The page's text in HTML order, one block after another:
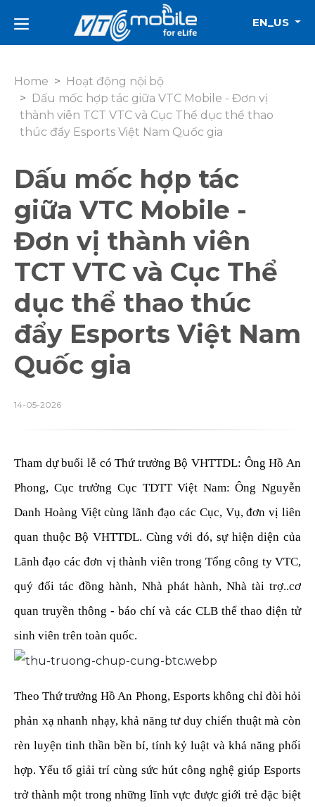
EN_US
Home
Hoạt động nội bộ
Dấu mốc hợp tác giữa VTC Mobile - Đơn vị
thành viên TCT VTC và Cục Thể dục thể thao
thúc đẩy Esports Việt Nam Quốc gia
Dấu mốc hợp tác
giữa VTC Mobile -
Đơn vị thành viên
TCT VTC và Cục Thể
dục thể thao thúc
đẩy Esports Việt Nam
Quốc gia
14-05-2026
Tham dự buổi lễ có Thứ trưởng Bộ VHTTDL: Ông Hồ An
Phong, Cục trưởng Cục TDTT Việt Nam: Ông Nguyễn
Danh Hoàng Việt cùng lãnh đạo các Cục, Vụ, đơn vị liên
quan thuộc Bộ VHTTDL. Cùng với đó, sự hiện diện của
Lãnh đạo các đơn vị thành viên trong Tổng công ty VTC,
quý đối tác đồng hành, Nhà phát hành, Nhà tài trợ..cơ
quan truyền thông - báo chí và các CLB thể thao điện tử
sinh viên trên toàn quốc.
Theo Thứ trưởng Hồ An Phong, Esports không chỉ đòi hỏi
phản xạ nhanh nhạy, khả năng tư duy chiến thuật mà còn
rèn luyện tinh thần bền bỉ, tính kỷ luật và khả năng phối
hợp. Yếu tố giải trí cùng sức hút công nghệ giúp Esports
trở thành một trong những lĩnh vực được giới trẻ đặc biệt